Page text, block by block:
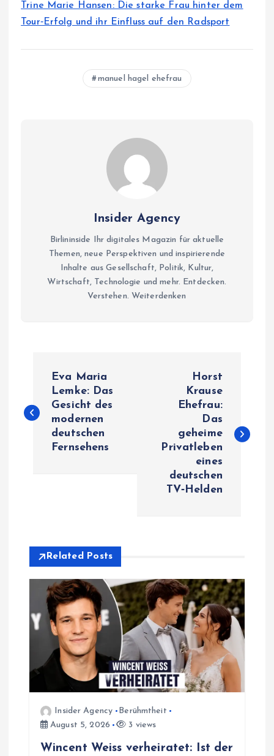
Trine Marie Hansen: Die starke Frau hinter dem
Tour‑Erfolg und ihr Einfluss auf den Radsport
manuel hagel ehefrau
Insider Agency
Birlininside Ihr digitales Magazin für aktuelle
Themen, neue Perspektiven und inspirierende
Inhalte aus Gesellschaft, Politik, Kultur,
Wirtschaft, Technologie und mehr. Entdecken.
Verstehen. Weiterdenken
s
v
g
a
t
Eva Maria
Lemke: Das
Gesicht des
modernen
deutschen
Fernsehens
Horst
Krause
Ehefrau:
Das
geheime
Privatleben
eines
deutschen
TV‑Helden
Related Posts
Insider Agency
Berühmtheit
August 5, 2026
3 views
Wincent Weiss verheiratet: Ist der